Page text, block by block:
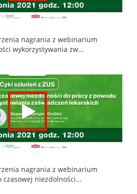
nagrania z webinarium
wykorzystywania zw...
nagrania z webinarium
czasowej niezdolności...